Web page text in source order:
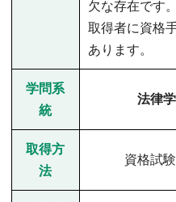
欠な存在です
取得者に資格
あります。
学問系
統
法律
取得方
法
資格試